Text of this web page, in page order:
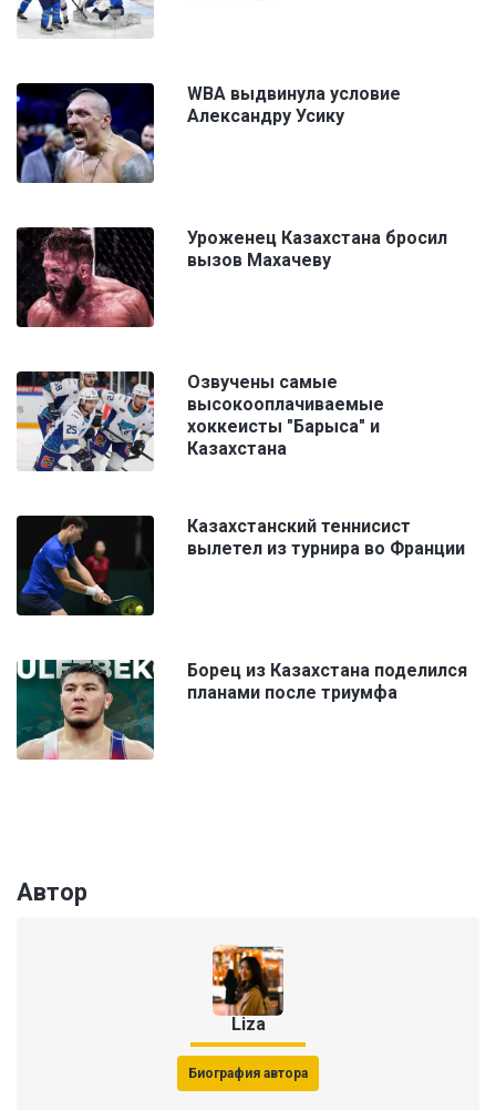
WBA выдвинула условие
Александру Усику
Уроженец Казахстана бросил
вызов Махачеву
Озвучены самые
высокооплачиваемые
хоккеисты "Барыса" и
Казахстана
Казахстанский теннисист
вылетел из турнира во Франции
Борец из Казахстана поделился
планами после триумфа
Автор
Liza
Биография автора